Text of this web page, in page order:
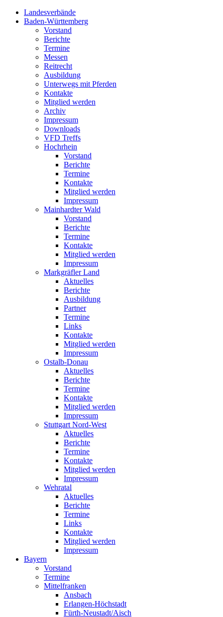
Landesverbände
Baden-Württemberg
Vorstand
Berichte
Termine
Messen
Reitrecht
Ausbildung
Unterwegs mit Pferden
Kontakte
Mitglied werden
Archiv
Impressum
Downloads
VFD Treffs
Hochrhein
Vorstand
Berichte
Termine
Kontakte
Mitglied werden
Impressum
Mainhardter Wald
Vorstand
Berichte
Termine
Kontakte
Mitglied werden
Impressum
Markgräfler Land
Aktuelles
Berichte
Ausbildung
Partner
Termine
Links
Kontakte
Mitglied werden
Impressum
Ostalb-Donau
Aktuelles
Berichte
Termine
Kontakte
Mitglied werden
Impressum
Stuttgart Nord-West
Aktuelles
Berichte
Termine
Kontakte
Mitglied werden
Impressum
Wehratal
Aktuelles
Berichte
Termine
Links
Kontakte
Mitglied werden
Impressum
Bayern
Vorstand
Termine
Mittelfranken
Ansbach
Erlangen-Höchstadt
Fürth-Neustadt/Aisch